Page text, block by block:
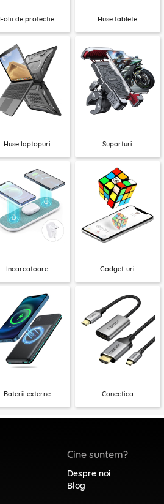
Folii de protectie Huse tablete
Huse laptopuri Suporturi
Incarcatoare Gadget-uri
Baterii externe Conectica
Cine suntem?
Despre noi
Blog